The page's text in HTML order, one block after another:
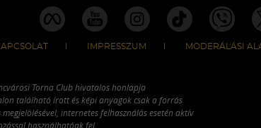
IMPRESSZUM MODERÁLÁSI
Torna Club hivatalos honlapja
található írott és képi anyagok csak a forrás
internetes felhasználás esetén aktív
használhatóak fel.